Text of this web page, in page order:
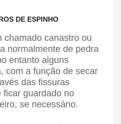
DE ESPINHO
chamado canastro ou
normalmente de pedra
entanto alguns
com a função de secar
das fissuras
ficar guardado no
se necessário.